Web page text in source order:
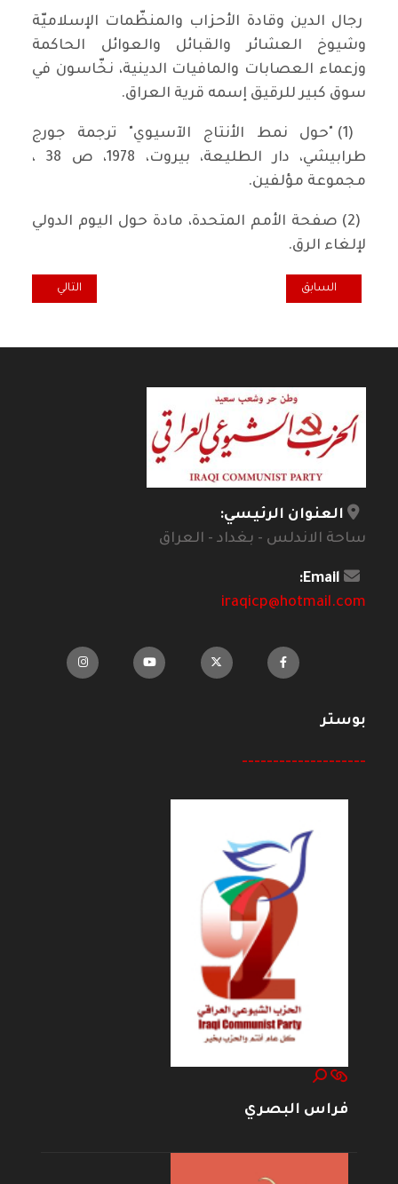
رجال الدين وقادة الأحزاب والمنظّمات الإسلاميّة
وشيوخ العشائر والقبائل والعوائل الحاكمة
وزعماء العصابات والمافيات الدينية، نخّاسون في
سوق كبير للرقيق إسمه قرية العراق.
(1) "حول نمط الأنتاج الآسيوي" ترجمة جورج
طرابيشي، دار الطليعة، بيروت، 1978، ص 38 ،
مجموعة مؤلفين.
(2) صفحة الأمم المتحدة، مادة حول اليوم الدولي
لإلغاء الرق.
المقال السابق: تفرّج على المحرقة من على شرفته!!!
السابق المقال التالي:
التالي
العنوان الرئيسي:
ساحة الاندلس - بغداد - العراق
Email:
iraqicp@hotmail.com
بوستر
--------------------
فراس البصري